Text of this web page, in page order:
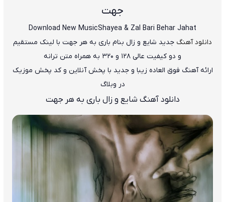
جهت
Download New MusicShayea & Zal Bari Behar Jahat
دانلود آهنگ جدید شایع و زال بنام باری به هر جهت با لینک مستقیم
و دو کیفیت عالی ۱۲۸ و ۳۲۰ به همراه متن ترانه
ارائه آهنگ فوق العاده زیبا و جدید با پخش آنلاین و کد پخش موزیک
در وبلاگ
دانلود آهنگ شایع و زال باری به هر جهت